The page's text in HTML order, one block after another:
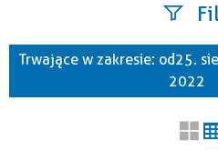
Szukana fraza
Trwające w zakresie: od 25.
2022